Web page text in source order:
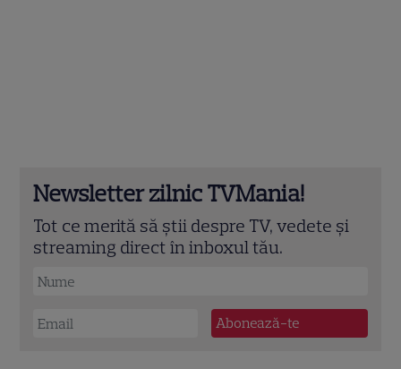
Newsletter zilnic TVMania!
Tot ce merită să știi despre TV, vedete și
streaming direct în inboxul tău.